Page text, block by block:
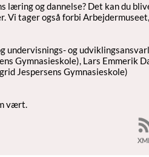
læring og dannelse? Det kan du
tager også forbi
undervisnings- og
Gymnasieskole), Lars Emmerik
Jespersens Gymnasieskole)
vært.